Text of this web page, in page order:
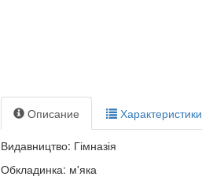
Описание
Характеристики
Видавництво: Гімназія
Обкладинка: м'яка